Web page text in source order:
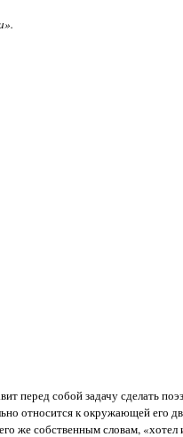
перед собой задачу сделать
относится к окружающей его
же собственным словам,